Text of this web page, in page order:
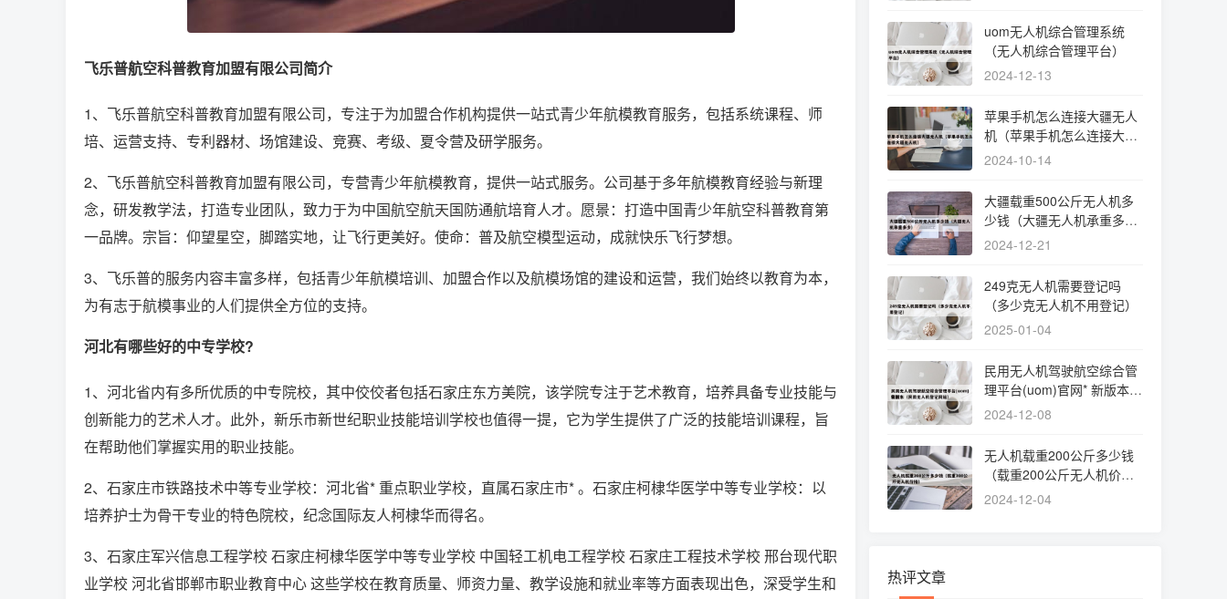
飞乐普航空科普教育加盟有限公司简介
1、飞乐普航空科普教育加盟有限公司，专注于为加盟合作机构提供一站式青少年航模教育服务，包括系统课程、师
培、运营支持、专利器材、场馆建设、竞赛、考级、夏令营及研学服务。
2、飞乐普航空科普教育加盟有限公司，专营青少年航模教育，提供一站式服务。公司基于多年航模教育经验与新理
念，研发教学法，打造专业团队，致力于为中国航空航天国防通航培育人才。愿景：打造中国青少年航空科普教育第
一品牌。宗旨：仰望星空，脚踏实地，让飞行更美好。使命：普及航空模型运动，成就快乐飞行梦想。
3、飞乐普的服务内容丰富多样，包括青少年航模培训、加盟合作以及航模场馆的建设和运营，我们始终以教育为本，
为有志于航模事业的人们提供全方位的支持。
河北有哪些好的中专学校?
1、河北省内有多所优质的中专院校，其中佼佼者包括石家庄东方美院，该学院专注于艺术教育，培养具备专业技能与
创新能力的艺术人才。此外，新乐市新世纪职业技能培训学校也值得一提，它为学生提供了广泛的技能培训课程，旨
在帮助他们掌握实用的职业技能。
2、石家庄市铁路技术中等专业学校：河北省* 重点职业学校，直属石家庄市* 。石家庄柯棣华医学中等专业学校：以
培养护士为骨干专业的特色院校，纪念国际友人柯棣华而得名。
3、石家庄军兴信息工程学校 石家庄柯棣华医学中等专业学校 中国轻工机电工程学校 石家庄工程技术学校 邢台现代职
业学校 河北省邯郸市职业教育中心 这些学校在教育质量、师资力量、教学设施和就业率等方面表现出色，深受学生和
uom无人机综合管理系统
（无人机综合管理平台）
2024-12-13
苹果手机怎么连接大疆无人
机（苹果手机怎么连接大疆
无人机）
2024-10-14
大疆载重500公斤无人机多
少钱（大疆无人机承重多
少）
2024-12-21
249克无人机需要登记吗
（多少克无人机不用登记）
2025-01-04
民用无人机驾驶航空综合管
理平台(uom)官网* 新版本
（民用无人机登记网站）
2024-12-08
无人机载重200公斤多少钱
（载重200公斤无人机价
格）
2024-12-04
热评文章